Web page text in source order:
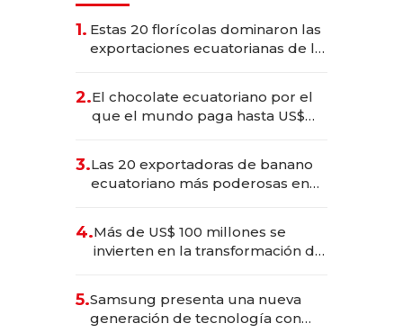
1. Estas 20 florícolas dominaron las
exportaciones ecuatorianas de la
2.El chocolate ecuatoriano por el
que el mundo paga hasta US$
3.Las 20 exportadoras de banano
ecuatoriano más poderosas en
4.Más de US$ 100 millones se
invierten en la transformación de
5.Samsung presenta una nueva
generación de tecnología con